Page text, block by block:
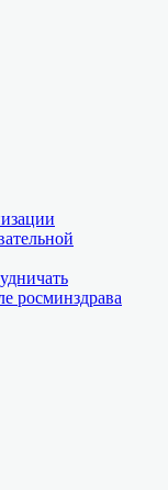
росминздрава